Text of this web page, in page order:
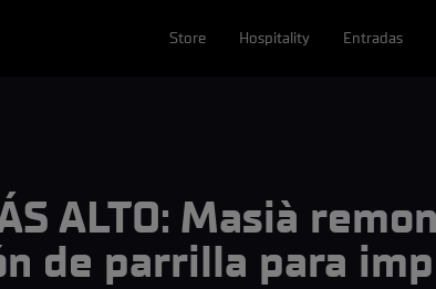
Store Hospitality Entradas
ALTO: Masià
de parrilla para